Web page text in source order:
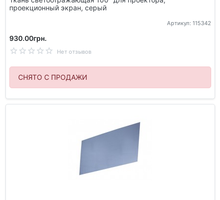
проекционный экран, серый
Артикул: 115342
930.00грн.
Нет отзывов
СНЯТО С ПРОДАЖИ